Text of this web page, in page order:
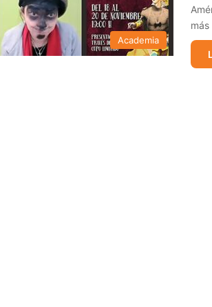
Academia